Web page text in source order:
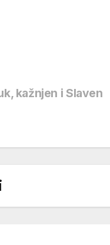
kažnjen i Slaven